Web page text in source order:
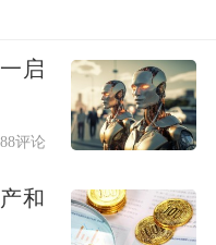
划转以秒计，
成本很低，大幅
。稳定币以法定货
满足了加密货币
启
评论
和